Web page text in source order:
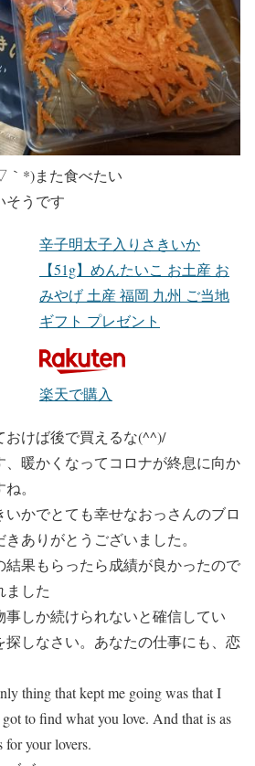
｀*)また食べたい
そうです
辛子明太子入りさきいか
【51g】めんたいこ お土産 お
みやげ 土産 福岡 九州 ご当地
ギフト プレゼント
楽天で購入
おけば後で買えるな(^^)/
暖かくなってコロナが終息に向か
。
かでとても幸せなおっさんのブロ
ありがとうございました。
結果もらったら成績が良かったので
ました
しか続けられないと確信してい
探しなさい。あなたの仕事にも、恋
thing that kept me going was that I
to find what you love. And that is as
your lovers.